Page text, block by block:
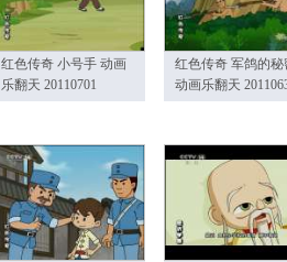
红色传奇 小号手 动画
乐翻天 20110701
红色传奇 军鸽的秘
动画乐翻天